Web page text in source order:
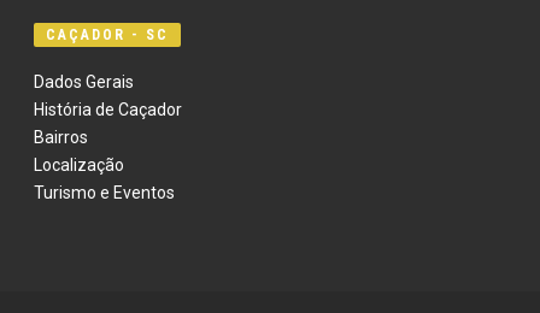
CAÇADOR - SC
Dados Gerais
História de Caçador
Bairros
Localização
Turismo e Eventos